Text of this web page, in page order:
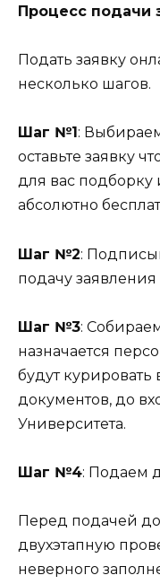
Процесс подачи
Подать заявку
несколько шагов.
Шаг №1 :
оставьте заявку
для вас подборку
абсолютно
Шаг №2:
подачу
Шаг №3:
назначается
будут курировать
документов, до
Университета.
Шаг №4: Подаем
Перед подачей
двухэтапную
неверного